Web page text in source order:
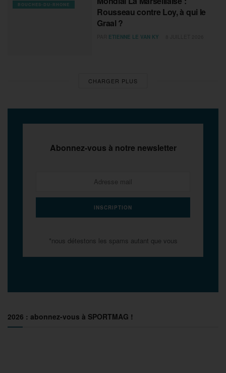
BOUCHES-DU-RHONE
Rousseau contre Loy, à qui le
Graal ?
ETIENNE LE VAN KY
CHARGER PLUS
Abonnez-vous à notre newsletter
*nous détestons les spams autant que vous
2026 : abonnez-vous à SPORTMAG !